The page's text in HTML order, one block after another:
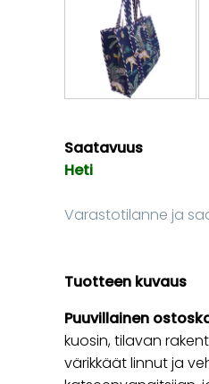
Saatavuus
Heti
Varastotilanne ja
Tuotteen kuvaus
Puuvillainen
kuosin, tilavan
värikkäät linnut ja